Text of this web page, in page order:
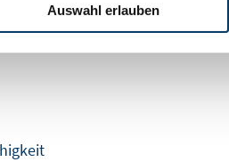
Auswahl erlauben